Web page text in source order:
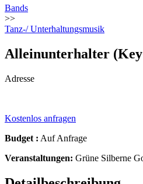
Bands
>>
Tanz-/ Unterhaltungsmusik
Alleinunterhalter
Adresse
Kostenlos anfragen
Budget : Auf Anfrage
Veranstaltungen: Grüne Silberne